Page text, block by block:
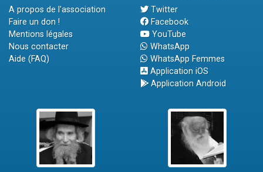
A propos de l'association
Faire un don !
Mentions légales
Nous contacter
Aide (FAQ)
Twitter
Facebook
YouTube
WhatsApp
WhatsApp Femmes
Application iOS
Application Android